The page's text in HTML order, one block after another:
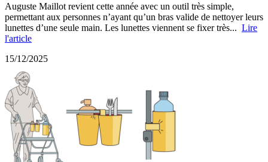
Auguste Maillot revient cette année avec un outil très simple,
permettant aux personnes n’ayant qu’un bras valide de nettoyer leurs
lunettes d’une seule main. Les lunettes viennent se fixer très... Lire
l'article
15/12/2025